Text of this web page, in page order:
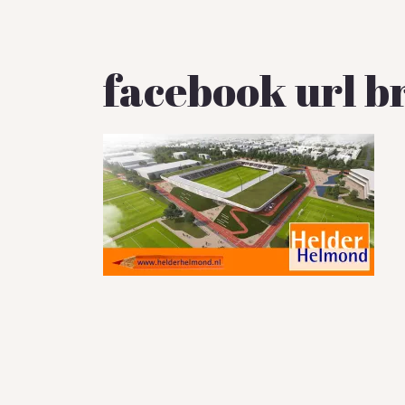
facebook url